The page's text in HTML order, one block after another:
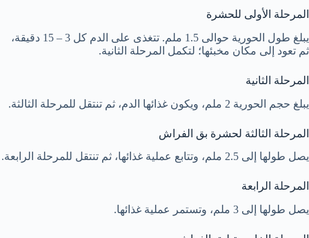
المرحلة الأولى للحشرة
يبلغ طول الحورية حوالى 1.5 ملم. تتغذى على الدم كل 3 – 15 دقيقة،
ثم تعود إلى مكان مخبئها؛ لتكمل المرحلة الثانية.
المرحلة الثانية
يبلغ حجم الحورية 2 ملم، ويكون غذائها الدم، ثم تنتقل للمرحلة الثالثة.
المرحلة الثالثة لحشرة بق الفراش
يصل طولها إلى 2.5 ملم، وتتابع عملية غذائها، ثم تنتقل للمرحلة الرابعة.
المرحلة الرابعة
يصل طولها إلى 3 ملم، وتستمر عملية غذائها.